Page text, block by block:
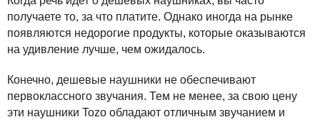
получаете то, за что платите. Однако иногда на рынке
появляются недорогие продукты, которые оказываются
на удивление лучше, чем ожидалось.
Конечно, дешевые наушники не обеспечивают
первоклассного звучания. Тем не менее, за свою цену
эти наушники Tozo обладают отличным звучанием и